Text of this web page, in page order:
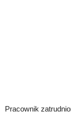
Pracownik